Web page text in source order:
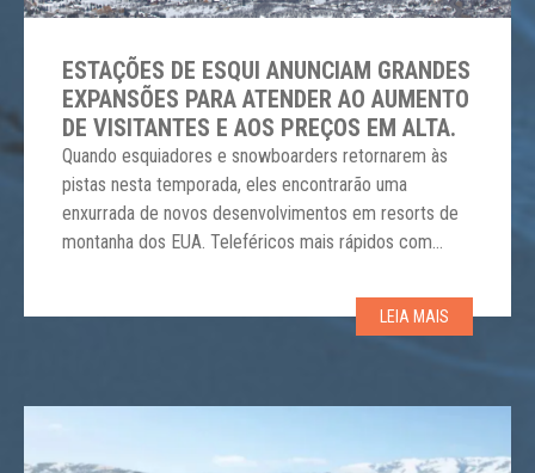
ESTAÇÕES DE ESQUI ANUNCIAM GRANDES
EXPANSÕES PARA ATENDER AO AUMENTO
DE VISITANTES E AOS PREÇOS EM ALTA.
Quando esquiadores e snowboarders retornarem às
pistas nesta temporada, eles encontrarão uma
enxurrada de novos desenvolvimentos em resorts de
montanha dos EUA. Teleféricos mais rápidos com
terrenos para todos os níveis de habilidade. Tecnologia
de tíquete de teleférico que permite que os hóspedes
LEIA MAIS